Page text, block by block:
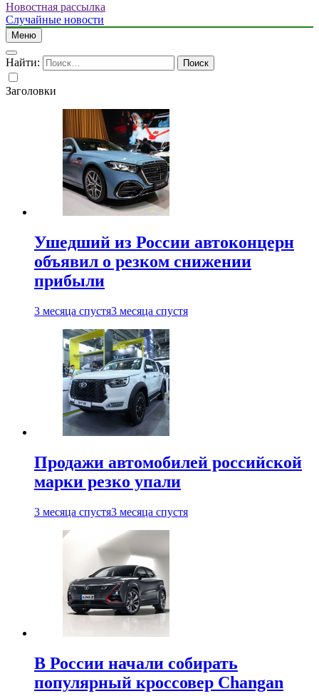
Новостная рассылка
Случайные новости
Меню
Найти:
Заголовки
Ушедший из России автоконцерн
объявил о резком снижении
прибыли
3 месяца спустя3 месяца спустя
Продажи автомобилей российской
марки резко упали
3 месяца спустя3 месяца спустя
В России начали собирать
популярный кроссовер Changan